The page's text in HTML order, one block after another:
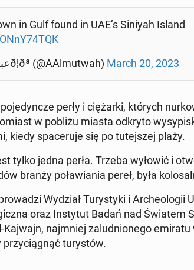
in Gulf found in UAE’s Siniyah Island
— عبدالله المطوعð¦ðª (@AAl­mu­twah) March 20, 2023
perły i cię­żar­ki, których
w pobliżu miasta odkryto
kiedy spa­ce­ru­je się po tu­tej­szej plaży.
tylko jedna perła. Trzeba wyłowić i
branży po­ła­wia­nia pereł, była
Wydział Tu­ry­sty­ki i Ar­che­olo­gii
oraz In­sty­tut Badań nad Światem
Kajwajn, naj­mniej za­lud­nio­ne­go
tu­ry­stów.